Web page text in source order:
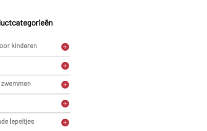
jeuk geven, kunnen er ontstekingen ontstaan door
huidschilfers door het krabben kunnen loskomen.
kinderen
lepeltjes